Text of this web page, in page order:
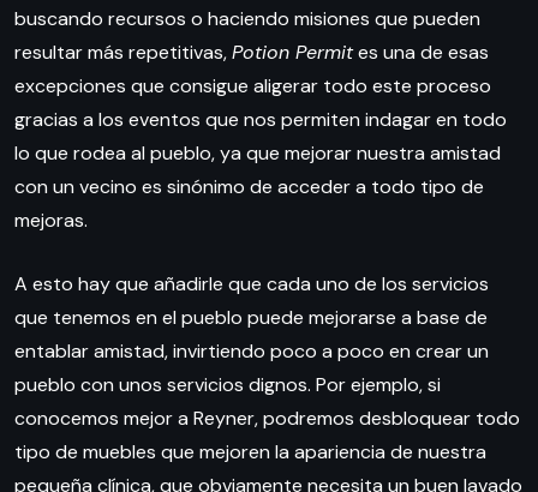
buscando recursos o haciendo misiones que pueden
resultar más repetitivas,Potion Permites una de esas
excepciones que consigue aligerar todo este proceso
gracias a los eventos que nos permiten indagar en todo
lo que rodea al pueblo, ya que mejorar nuestra amistad
con un vecino es sinónimo de acceder a todo tipo de
mejoras.
A esto hay que añadirle que cada uno de los servicios
que tenemos en el pueblo puede mejorarse a base de
entablar amistad, invirtiendo poco a poco en crear un
pueblo con unos servicios dignos. Por ejemplo, si
conocemos mejor a Reyner, podremos desbloquear todo
tipo de muebles que mejoren la apariencia de nuestra
pequeña clínica, que obviamente necesita un buen lavado